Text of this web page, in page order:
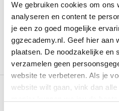
We gebruiken cookies om ons
analyseren en content te
je een zo goed mogelijke
ggzecademy.nl. Geef hier aan
plaatsen. De noodzakelijke en
verzamelen geen
website te verbeteren. Als je
website wilt gaan, vink dan
Aanmelden
Excuses, het event is reeds